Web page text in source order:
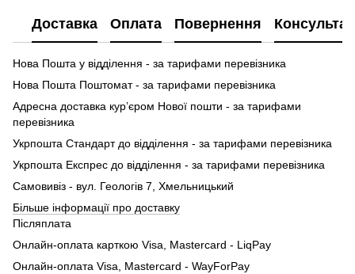
Доставка Оплата Повернення
Нова Пошта у відділення - за тарифами перевізника
Нова Пошта Поштомат - за тарифами перевізника
Адресна доставка кур’єром Нової пошти - за тарифами
перевізника
Укрпошта Стандарт до відділення - за тарифами перевізника
Укрпошта Експрес до відділення - за тарифами перевізника
Самовивіз - вул. Геологів 7, Хмельницький
Більше інформації про доставку
Післяплата
Онлайн-оплата карткою Visa, Mastercard - LiqPay
Онлайн-оплата Visa, Mastercard - WayForPay